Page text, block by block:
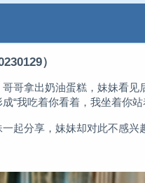
）
哥拿出奶油蛋糕，妹妹看见
“我吃着你看着，我坐着你站
起分享，妹妹却对此不感兴